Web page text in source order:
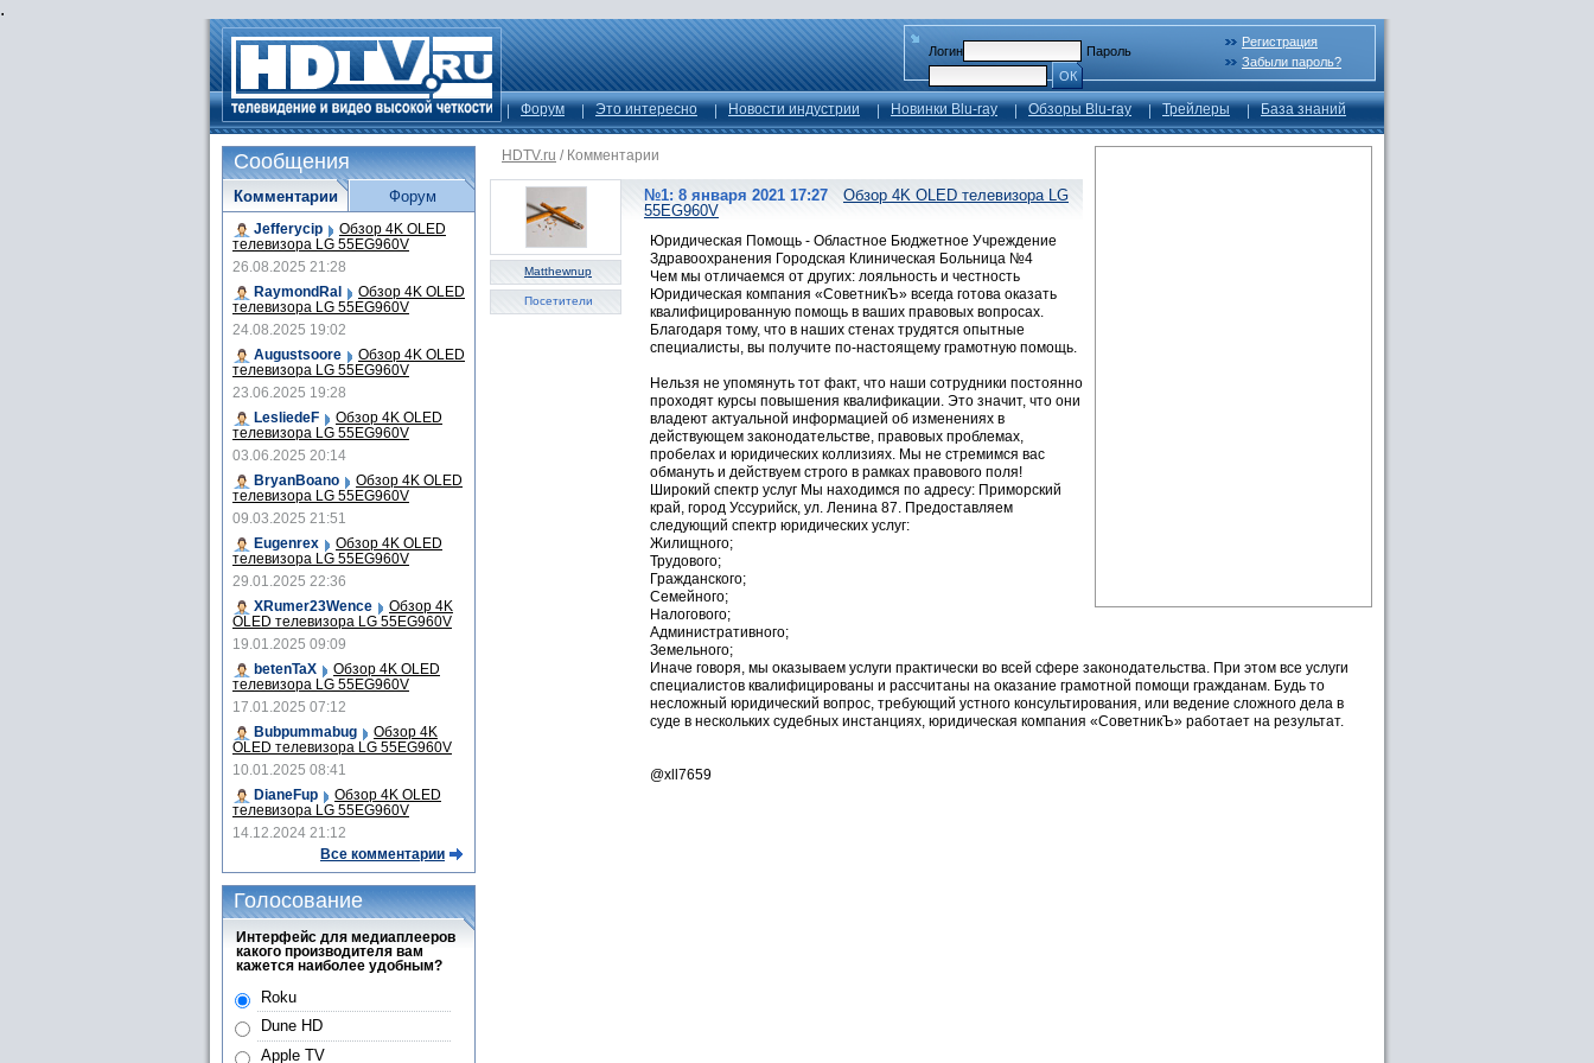
.
Логин
Пароль
ОК
Регистрация
Забыли пароль?
Форум Это интересно Новости индустрии Новинки Blu-ray Обзоры Blu-ray Трейлеры База знаний
HDTV.ru / Комментарии
Matthewnup
Посетители
№1: 8 января 2021 17:27
Обзор 4K OLED телевизора LG
55EG960V
Юридическая Помощь - Областное Бюджетное Учреждение
Здравоохранения Городская Клиническая Больница №4
Чем мы отличаемся от других: лояльность и честность
Юридическая компания «СоветникЪ» всегда готова оказать
квалифицированную помощь в ваших правовых вопросах.
Благодаря тому, что в наших стенах трудятся опытные
специалисты, вы получите по-настоящему грамотную помощь.
Нельзя не упомянуть тот факт, что наши сотрудники постоянно
проходят курсы повышения квалификации. Это значит, что они
владеют актуальной информацией об изменениях в
действующем законодательстве, правовых проблемах,
пробелах и юридических коллизиях. Мы не стремимся вас
обмануть и действуем строго в рамках правового поля!
Широкий спектр услуг Мы находимся по адресу: Приморский
край, город Уссурийск, ул. Ленина 87. Предоставляем
следующий спектр юридических услуг:
Жилищного;
Трудового;
Гражданского;
Семейного;
Налогового;
Административного;
Земельного;
Иначе говоря, мы оказываем услуги практически во всей сфере законодательства. При этом все услуги
специалистов квалифицированы и рассчитаны на оказание грамотной помощи гражданам. Будь то
несложный юридический вопрос, требующий устного консультирования, или ведение сложного дела в
суде в нескольких судебных инстанциях, юридическая компания «СоветникЪ» работает на результат.
@xll7659
Сообщения
Комментарии
Jefferycip Обзор 4K OLED
телевизора LG 55EG960V
26.08.2025 21:28
RaymondRal
Обзор 4K OLED
телевизора LG 55EG960V
24.08.2025 19:02
Augustsoore
Обзор 4K OLED
телевизора LG 55EG960V
23.06.2025 19:28
LesliedeF
Обзор 4K OLED
телевизора LG 55EG960V
03.06.2025 20:14
BryanBoano
Обзор 4K OLED
телевизора LG 55EG960V
09.03.2025 21:51
Eugenrex
Обзор 4K OLED
телевизора LG 55EG960V
29.01.2025 22:36
XRumer23Wence
Обзор 4K
OLED телевизора LG 55EG960V
19.01.2025 09:09
betenTaX
Обзор 4K OLED
телевизора LG 55EG960V
17.01.2025 07:12
Bubpummabug
Обзор 4K
OLED телевизора LG 55EG960V
10.01.2025 08:41
DianeFup
Обзор 4K OLED
телевизора LG 55EG960V
14.12.2024 21:12
Все комментарии
Форум
Голосование
Интерфейс для медиаплееров
какого производителя вам
кажется наиболее удобным?
Roku
Dune HD
Apple TV